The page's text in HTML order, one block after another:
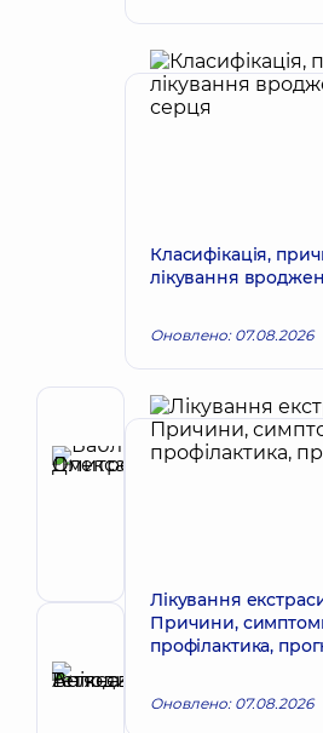
Автор
Бабляк
Рецензент
Тетяна
Запис до
Класифікація,
лікування
Оновлено: 07.08.2026
Лікування
Причини,
профілактика,
Оновлено: 07.08.2026